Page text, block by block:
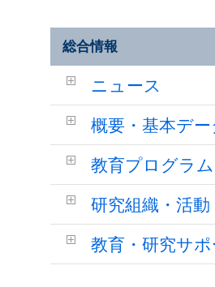
総合情報
ニュース
概要・基本デー
教育プログラム
研究組織・活動
教育・研究サ